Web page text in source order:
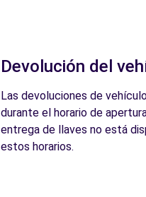
Devolución del
Las devoluciones de
durante el horario de
entrega de llaves no está
estos horarios.